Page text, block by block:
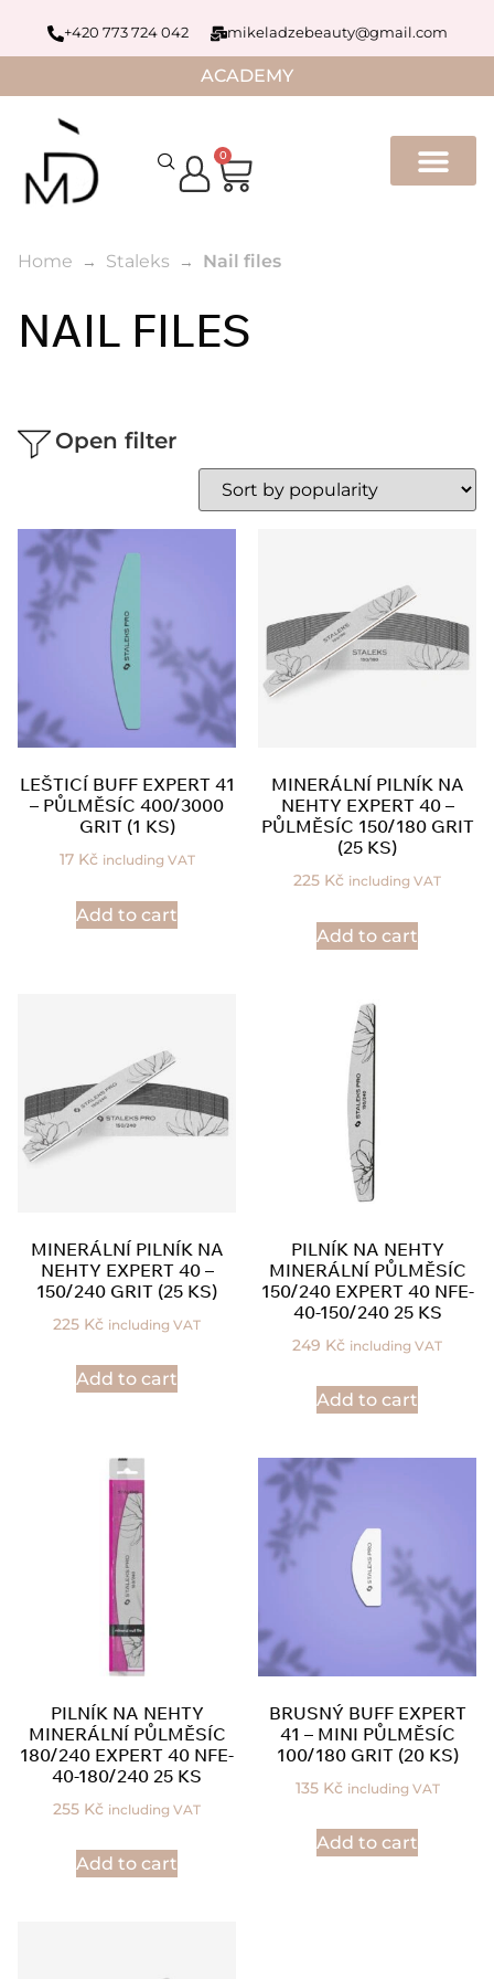
+420 773 724 042 mikeladzebeauty@gmail.com
ACADEMY
0
Home Staleks Nail files
NAIL FILES
Open filter
LEŠTICÍ BUFF EXPERT 41
– PŮLMĚSÍC 400/3000
GRIT (1 KS)
17 Kč including VAT
Add to cart
MINERÁLNÍ PILNÍK NA
NEHTY EXPERT 40 –
PŮLMĚSÍC 150/180 GRIT
(25 KS)
225 Kč including VAT
Add to cart
MINERÁLNÍ PILNÍK NA
NEHTY EXPERT 40 –
150/240 GRIT (25 KS)
225 Kč including VAT
Add to cart
PILNÍK NA NEHTY
MINERÁLNÍ PŮLMĚSÍC
150/240 EXPERT 40 NFE-
40-150/240 25 KS
249 Kč including VAT
Add to cart
PILNÍK NA NEHTY
MINERÁLNÍ PŮLMĚSÍC
180/240 EXPERT 40 NFE-
40-180/240 25 KS
255 Kč including VAT
Add to cart
BRUSNÝ BUFF EXPERT
41 – MINI PŮLMĚSÍC
100/180 GRIT (20 KS)
135 Kč including VAT
Add to cart